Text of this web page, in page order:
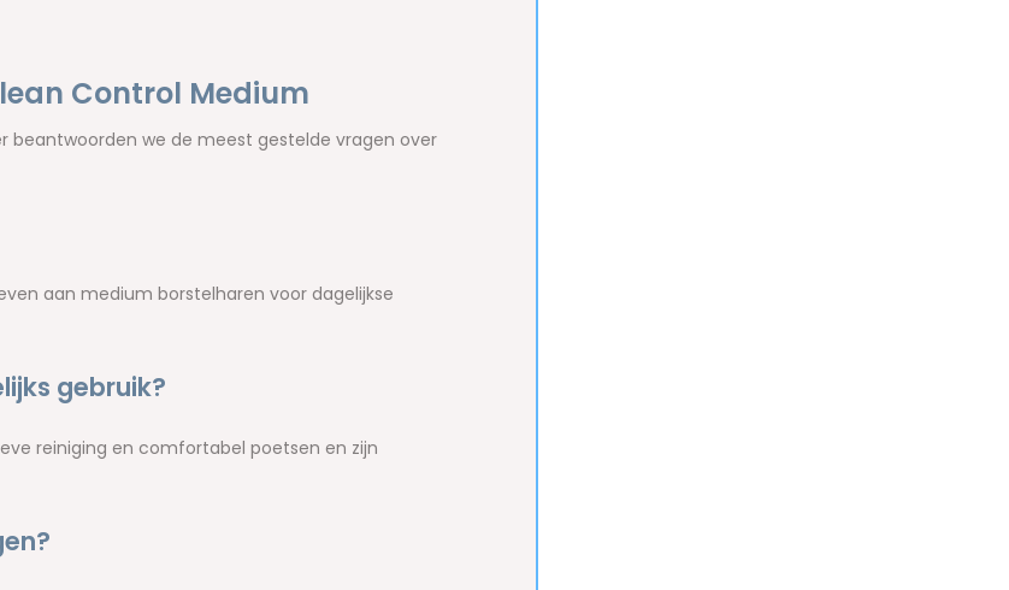
Control Medium
beantwoorden we de meest gestelde vragen over
aan medium borstelharen voor dagelijkse
gebruik?
reiniging en comfortabel poetsen en zijn